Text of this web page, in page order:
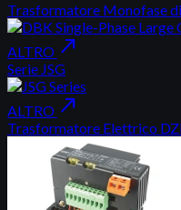
Trasformatore Monofase
ALTRO north_east
Serie JSG
ALTRO north_east
Trasformatore Elettrico